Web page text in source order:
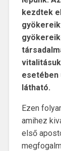
kezdtek
esetében
látható.
Ezen
amihez
első